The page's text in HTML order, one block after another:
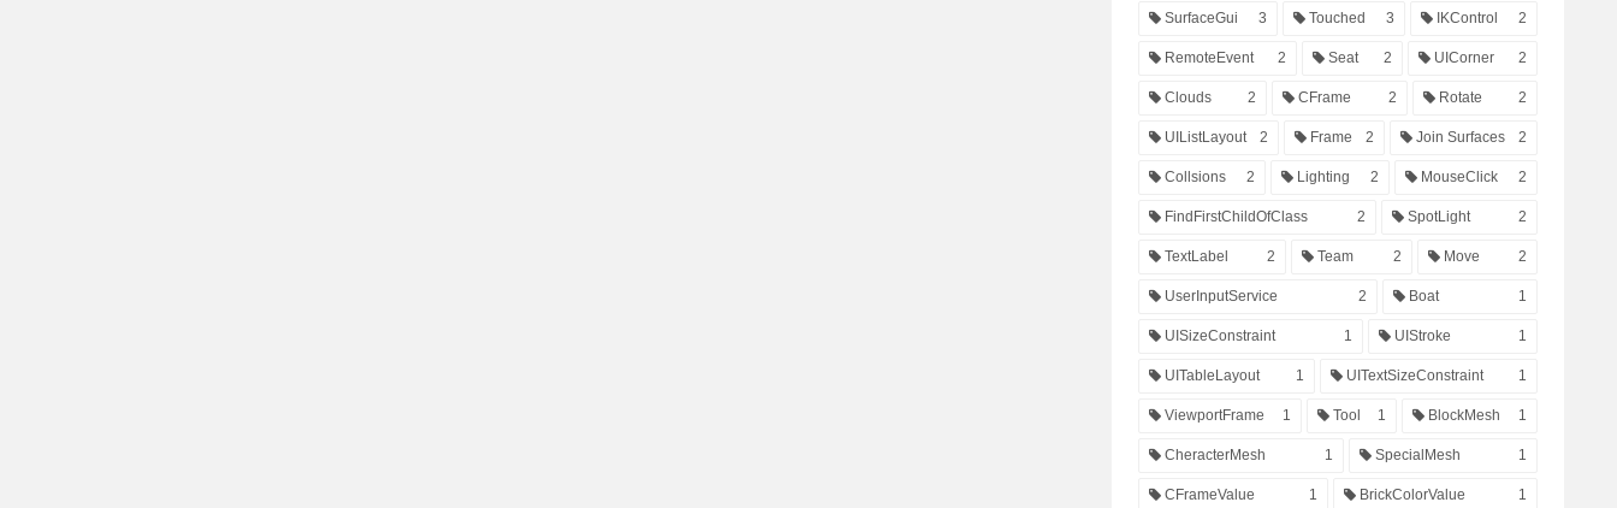
SurfaceGui 3 Touched 3 IKControl 2
RemoteEvent 2 Seat 2 UICorner 2
Clouds 2 CFrame 2 Rotate 2
UIListLayout 2 Frame 2 Join Surfaces 2
Collsions 2 Lighting 2 MouseClick 2
FindFirstChildOfClass 2 SpotLight 2
TextLabel 2 Team 2 Move 2
UserInputService 2 Boat 1
UISizeConstraint 1 UIStroke 1
UITableLayout 1 UITextSizeConstraint 1
ViewportFrame 1 Tool 1 BlockMesh 1
CheracterMesh 1 SpecialMesh 1
CFrameValue 1 BrickColorValue 1